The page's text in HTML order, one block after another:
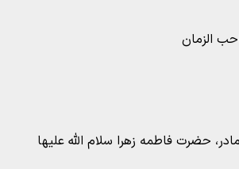
الزمان
حضرت فاطمه زهرا سلام الله علیها